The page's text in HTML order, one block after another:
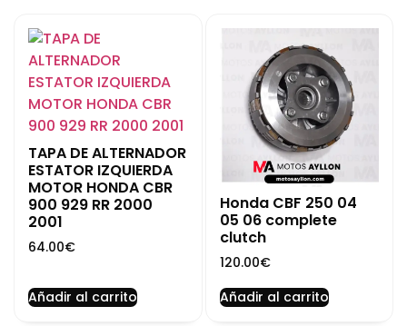
TAPA DE ALTERNADOR
ESTATOR IZQUIERDA
MOTOR HONDA CBR
900 929 RR 2000
2001
64.00€
Añadir al carrito
Honda CBF 250 04
05 06 complete
clutch
120.00€
Añadir al carrito